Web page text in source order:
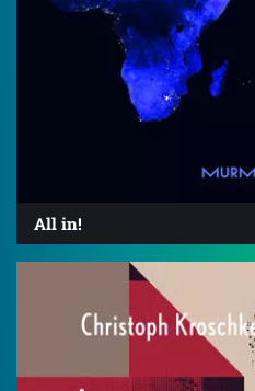
All in!